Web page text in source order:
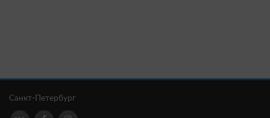
Санкт-Петербург